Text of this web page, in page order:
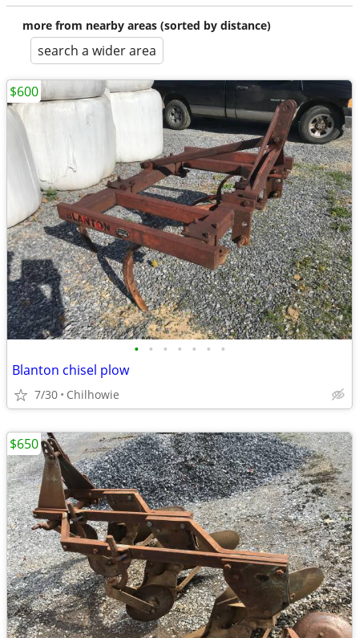
more from nearby areas (sorted by distance)
search a wider area
• • • • • • •
Blanton chisel plow
7/30 Chilhowie
$600
$650